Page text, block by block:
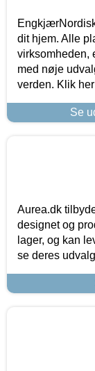
dit hjem. Alle
virksomheden,
med nøje
verden. Klik
Se
Aurea.dk
designet og
lager, og kan
se deres